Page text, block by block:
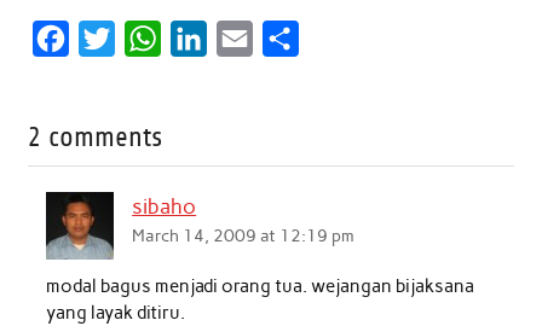
e
o
o
k
t
W
t
A
p
n
2 comments
sibaho
March 14, 2009 at 12:19 pm
modal bagus menjadi orang tua. wejangan bijaksana
yang layak ditiru.